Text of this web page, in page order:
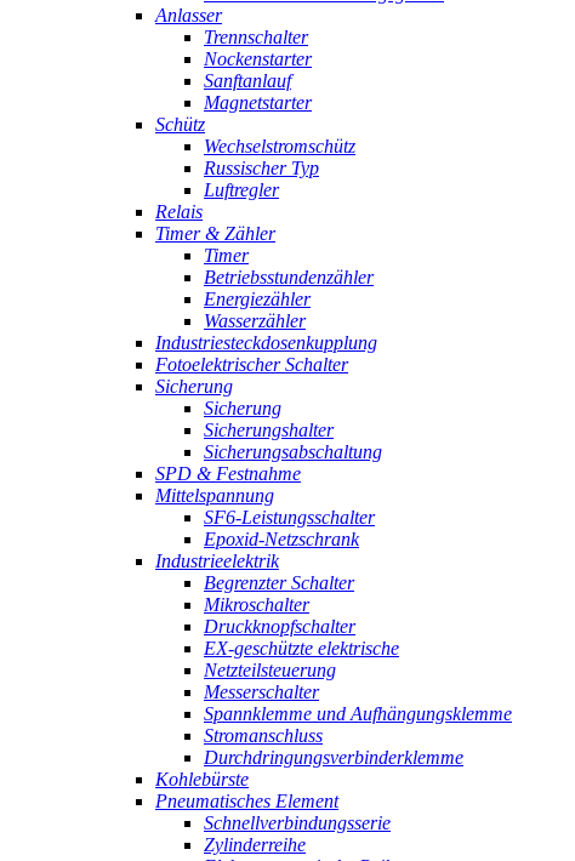
Anlasser
Trennschalter
Nockenstarter
Sanftanlauf
Magnetstarter
Schütz
Wechselstromschütz
Russischer Typ
Luftregler
Relais
Timer & Zähler
Timer
Betriebsstundenzähler
Energiezähler
Wasserzähler
Industriesteckdosenkupplung
Fotoelektrischer Schalter
Sicherung
Sicherung
Sicherungshalter
Sicherungsabschaltung
SPD & Festnahme
Mittelspannung
SF6-Leistungsschalter
Epoxid-Netzschrank
Industrieelektrik
Begrenzter Schalter
Mikroschalter
Druckknopfschalter
EX-geschützte elektrische
Netzteilsteuerung
Messerschalter
Spannklemme und Aufhängungsklemme
Stromanschluss
Durchdringungsverbinderklemme
Kohlebürste
Pneumatisches Element
Schnellverbindungsserie
Zylinderreihe